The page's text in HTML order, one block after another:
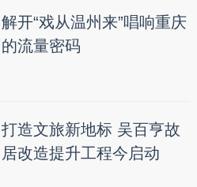
解开“戏从温州来”唱响重庆
的流量密码
打造文旅新地标 吴百亨故
居改造提升工程今启动